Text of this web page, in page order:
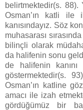
belirtmektedir(s. 88).
Osman’ın katli ile
kanısındayız. Söz
muhasarası
bilinçli olarak
da halifenin sonu
de halifenin
göstermektedir(s.
Osman’ın katline
amacı ile izah
gördüğümüz bir